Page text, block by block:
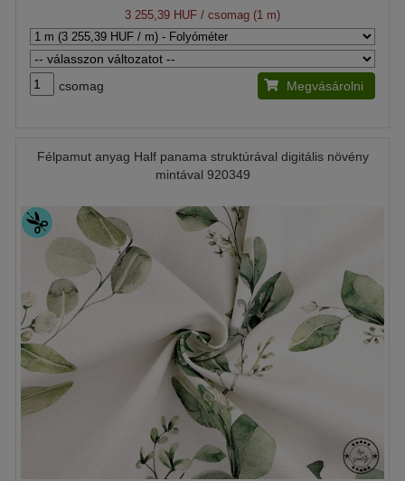
3 255,39 HUF / csomag (1 m)
csomag Megvásárolni
Félpamut anyag Half panama struktúrával digitális növény
mintával 920349